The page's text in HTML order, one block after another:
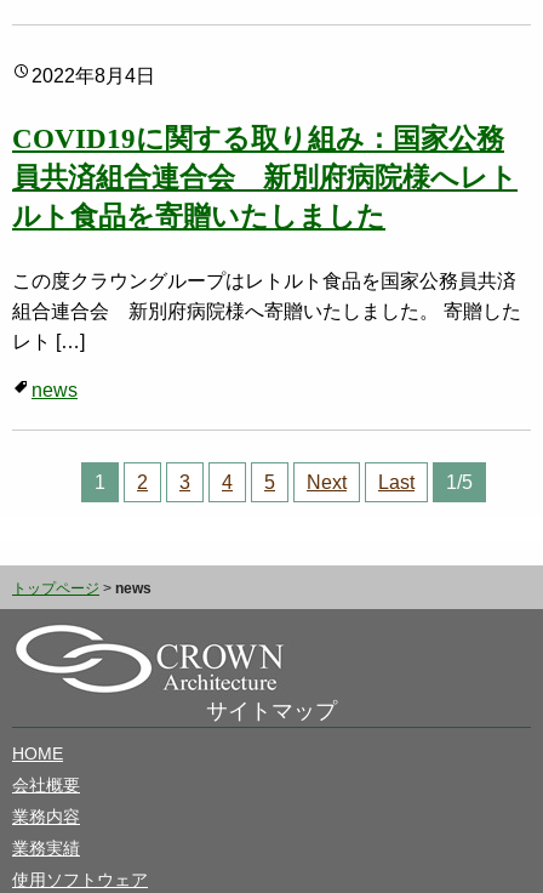
2022年8月4日
COVID19に関する取り組み：国家公務
員共済組合連合会 新別府病院様へレト
ルト食品を寄贈いたしました
この度クラウングループはレトルト食品を国家公務員共済
組合連合会 新別府病院様へ寄贈いたしました。 寄贈した
レト […]
news
1 2 3 4 5 Next Last 1/5
トップページ > news
サイトマップ
HOME
会社概要
業務内容
業務実績
使用ソフトウェア